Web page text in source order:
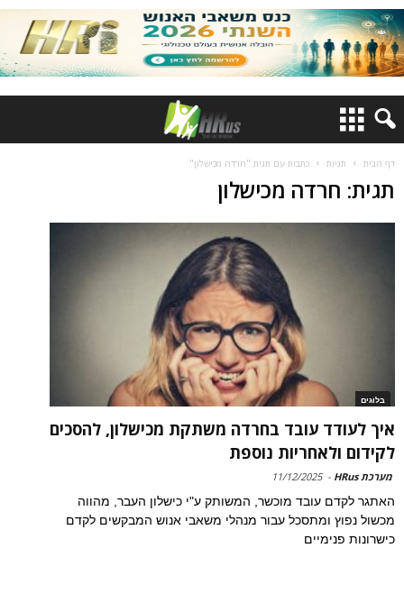
דף הבית תגיות כתבות עם תגית "חרדה מכישלון"
תגית: חרדה מכישלון
בלוגים
איך לעודד עובד בחרדה משתקת מכישלון, להסכים
לקידום ולאחריות נוספת
מערכת HRus -
11/12/2025
האתגר לקדם עובד מוכשר, המשותק ע"י כישלון העבר, מהווה
מכשול נפוץ ומתסכל עבור מנהלי משאבי אנוש המבקשים לקדם
כישרונות פנימיים